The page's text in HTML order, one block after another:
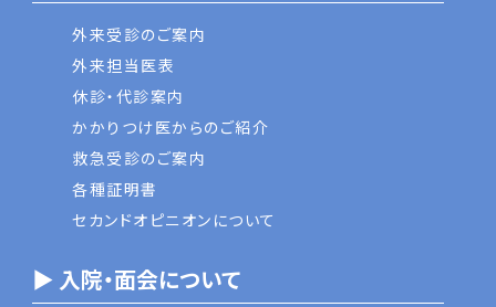
外来受診のご案内
外来担当医表
休診・代診案内
かかりつけ医からのご紹介
救急受診のご案内
各種証明書
セカンドオピニオンについて
▶ 入院・面会について